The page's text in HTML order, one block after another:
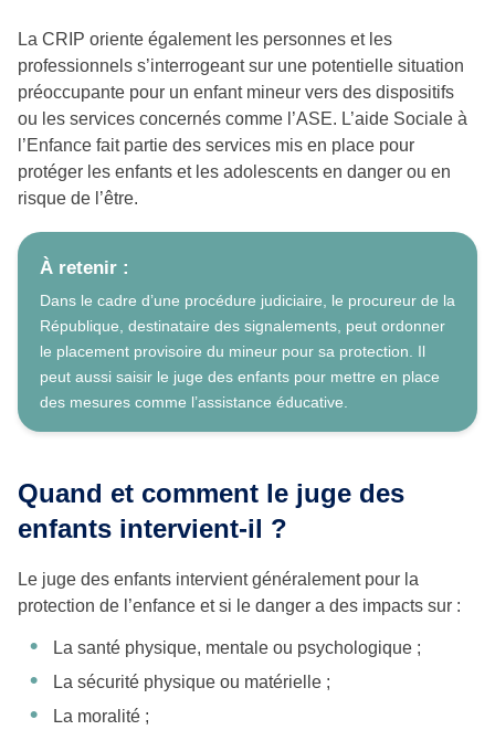
La CRIP oriente également les personnes et les
professionnels s’interrogeant sur une potentielle situation
préoccupante pour un enfant mineur vers des dispositifs
ou les services concernés comme l’ASE. L’aide Sociale à
l’Enfance fait partie des services mis en place pour
protéger les enfants et les adolescents en danger ou en
risque de l’être.
À retenir :
Dans le cadre d’une procédure judiciaire, le procureur de la
République, destinataire des signalements, peut ordonner
le placement provisoire du mineur pour sa protection. Il
peut aussi saisir le juge des enfants pour mettre en place
des mesures comme l’assistance éducative.
Quand et comment le juge des
enfants intervient-il ?
Le juge des enfants intervient généralement pour la
protection de l’enfance et si le danger a des impacts sur :
La santé physique, mentale ou psychologique ;
La sécurité physique ou matérielle ;
La moralité ;